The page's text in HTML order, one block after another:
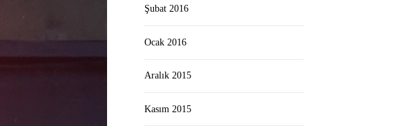
Şubat 2016
Ocak 2016
Aralık 2015
Kasım 2015